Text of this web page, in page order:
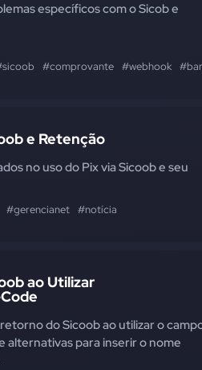
específicos com o Sicob e
#comprovante #webhook
e Retenção
no uso do Pix via Sicoob e seu
#gerencianet #notícia
ao Utilizar
do Sicoob ao utilizar o
alternativas para inserir o nome